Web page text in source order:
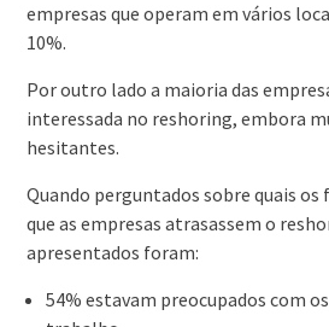
empresas que operam em vários
10%.
Por outro lado a maioria das
interessada no reshoring, embora
hesitantes.
Quando perguntados sobre quais os
que as empresas atrasassem o
apresentados foram:
54% estavam preocupados com